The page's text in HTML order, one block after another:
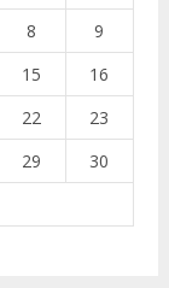
8
9
15
16
22
23
29
30